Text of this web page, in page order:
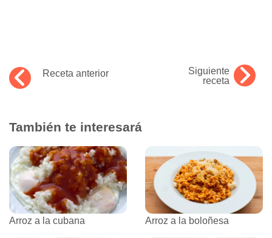
Receta anterior
Siguiente
receta
También te interesará
Arroz a la cubana Arroz a la boloñesa